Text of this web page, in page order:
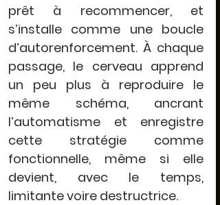
prêt à recommencer, et
s’installe comme une boucle
d’autorenforcement. À chaque
passage, le cerveau apprend
un peu plus à reproduire le
même schéma, ancrant
l’automatisme et enregistre
fonctionnelle, même si elle
devient, avec le temps,
limitante voire destructrice.